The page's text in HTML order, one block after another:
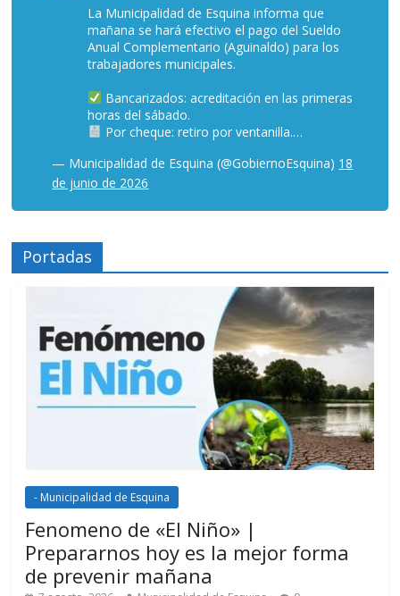
La Municipalidad de Esquina informa que
mañana se hará efectivo el pago del Sueldo
Anual Complementario (Aguinaldo) para los
trabajadores municipales.
Bancarizados: acreditación en las primeras
horas del sábado.
Por cheque: retiro por ventanilla.…
— Municipalidad de Esquina (@GobiernoEsquina) 18
de junio de 2026
Portadas
- Municipalidad de Esquina
Fenomeno de «El Niño» |
Prepararnos hoy es la mejor forma
de prevenir mañana